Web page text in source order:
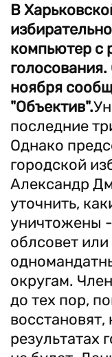
В
компьютер с
ноября
"Объектив".
последние
Однако
городской
Александр
уточнить,
уничтожены
облсовет
округам.
до тех пор,
восстановят,
результатах